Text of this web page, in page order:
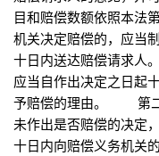
目和赔偿数额依照本
机关决定赔偿的，应当
十日内送达赔偿请求
应当自作出决定之日起
予赔偿的理由。 第二
未作出是否赔偿的决定
十日内向赔偿义务机